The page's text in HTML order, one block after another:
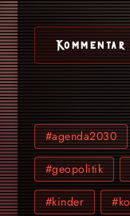
#agenda2030
#geopolitik
#kinder